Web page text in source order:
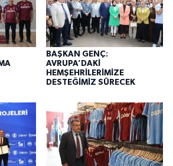
BAŞKAN GENÇ:
AVRUPA’DAKİ
HEMŞEHRİLERİMİZE
DESTEĞİMİZ SÜRECEK